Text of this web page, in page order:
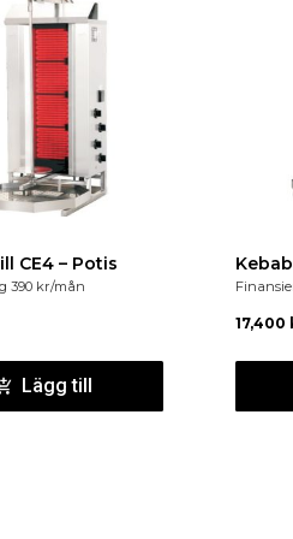
från 130 mm till 205
Kebabgrill CE4 – Potis
390 kr/mån
Lägg till
17,400